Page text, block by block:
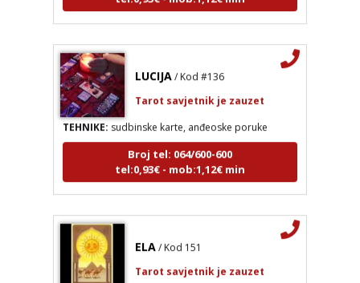
LUCIJA / Kod #136
Tarot savjetnik je zauzet
TEHNIKE:sudbinske karte, anđeoske poruke
Broj tel: 064/600-600
tel:0,93€ - mob:1,12€ min
ELA / Kod 151
Tarot savjetnik je zauzet
LUCIJA / Kod #136
Tarot savjetnik je zauzet